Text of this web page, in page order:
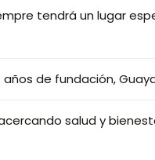
tendrá un lugar
años de fundación,
salud y